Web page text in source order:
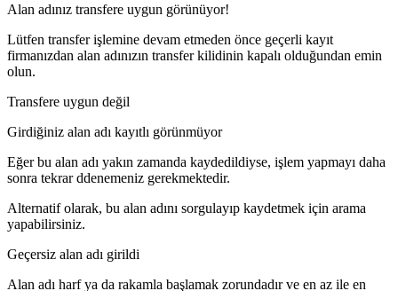
Alan adınız transfere uygun görünüyor!
Lütfen transfer işlemine devam etmeden önce geçerli kayıt
firmanızdan alan adınızın transfer kilidinin kapalı olduğundan emin
olun.
Transfere uygun değil
Girdiğiniz alan adı kayıtlı görünmüyor
Eğer bu alan adı yakın zamanda kaydedildiyse, işlem yapmayı daha
sonra tekrar ddenemeniz gerekmektedir.
Alternatif olarak, bu alan adını sorgulayıp kaydetmek için arama
yapabilirsiniz.
Geçersiz alan adı girildi
Alan adı harf ya da rakamla başlamak zorundadırve en az ile en